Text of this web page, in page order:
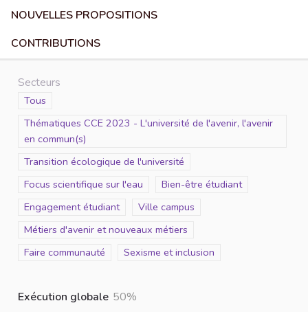
NOUVELLES PROPOSITIONS
CONTRIBUTIONS
Secteurs
Scope
Tous
Scope
Thématiques CCE 2023 - L'université de l'avenir, l'avenir
en commun(s)
Scope
Transition écologique de l'université
Scope
Focus scientifique sur l'eau Scope
Bien-être étudiant
Scope
Engagement étudiant Scope
Ville campus
Scope
Métiers d'avenir et nouveaux métiers
Scope
Faire communauté Scope
Sexisme et inclusion
Exécution globale 50%